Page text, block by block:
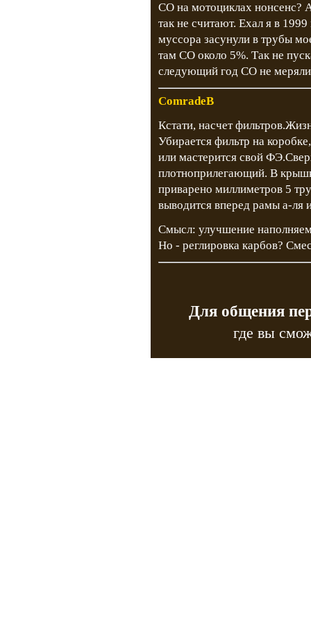
СО на мотоциклах нонсенс?
так не считают. Ехал я в
муссора засунули в трубы
там СО около 5%. Так не
следующий год СО не
ComradeB
Кстати, насчет
Убирается фильтр на
или мастерится свой
плотноприлегающий. В
приварено миллиметров 5
выводится вперед рамы а-ля
Смысл: улучшение
Но - реглировка карбов?
Для общения
где вы